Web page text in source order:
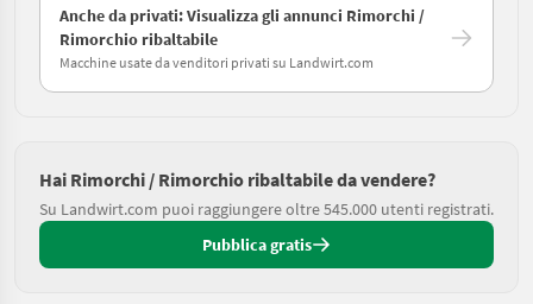
Anche da privati: Visualizza gli annunci Rimorchi /
Rimorchio ribaltabile
Macchine usate da venditori privati su Landwirt.com
Hai Rimorchi / Rimorchio ribaltabile da vendere?
Su Landwirt.com puoi raggiungere oltre 545.000 utenti registrati.
Pubblica gratis